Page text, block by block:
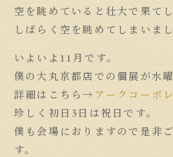
空を眺めていると壮大で果て
しばらく空を眺めてしまいまし
いよいよ11月です。
僕の大丸京都店での個展が水
詳細はこちら→ アークコーポ
珍しく初日3日は祝日です。
僕も会場におりますので是非
す。